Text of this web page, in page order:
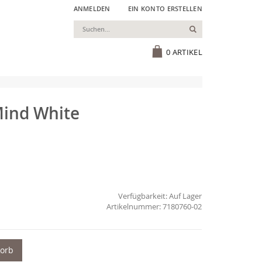
ANMELDEN EIN KONTO ERSTELLEN
0 ARTIKEL
Suchen
White
Verfügbarkeit:Auf Lager
7180760-02